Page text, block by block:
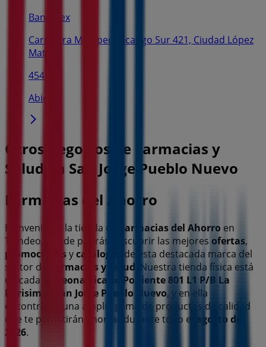
Banamex
Carretera Metepec-zacango Sur 421, Ciudad López
Mateos
454 m
Abierto
Otros negocios de Farmacias y
Salud en San Jorge Pueblo Nuevo
Farmacias del Ahorro
Bienvenido a la tienda de Farmacias del Ahorro en
Tiendeo, donde podrás descubrir las mejores ofertas,
promocionesycatálogos
de esta destacada marca del
sector de
Farmacias y Salud . Nuestra tienda física está
ubicada en
Leona Vicario Poniente 801 L1 P/B La
Purisima
San Jorge Pueblo Nuevo, y en ella
encontrarás una amplia gama de productos de calidad
que te permitirán ahorrar durante todo el
agosto de
2026.